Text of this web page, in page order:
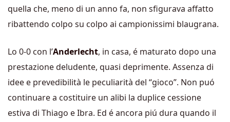
quella che, meno di un anno fa, non sfigurava affatto
ribattendo colpo su colpo ai campionissimi blaugrana.
Lo 0-0 con l’Anderlecht, in casa, é maturato dopo una
prestazione deludente, quasi deprimente. Assenza di
idee e prevedibilità le peculiarità del “gioco”. Non puó
continuare a costituire un alibi la duplice cessione
estiva di Thiago e Ibra. Ed é ancora piú dura quando il